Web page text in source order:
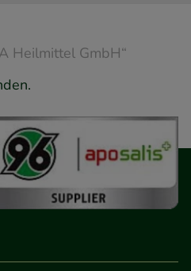
Heilmittel GmbH“